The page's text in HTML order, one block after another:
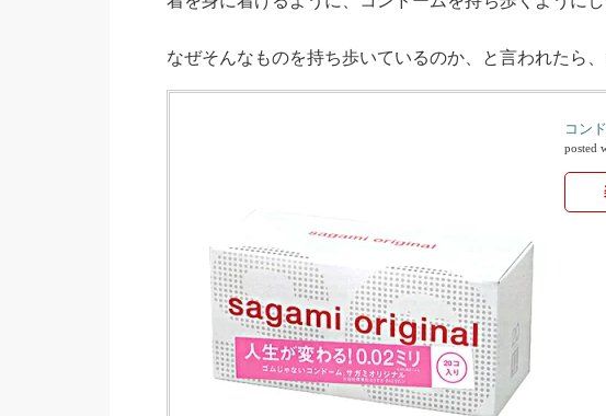
なぜそんなものを持ち歩いているのか、と言われたら
コン
posted